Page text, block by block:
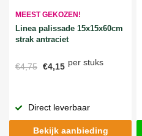
MEEST GEKOZEN!
Linea palissade 15x15x60cm
strak antraciet
€4,75 €4,15 per stuks
Direct leverbaar
Bekijk aanbieding